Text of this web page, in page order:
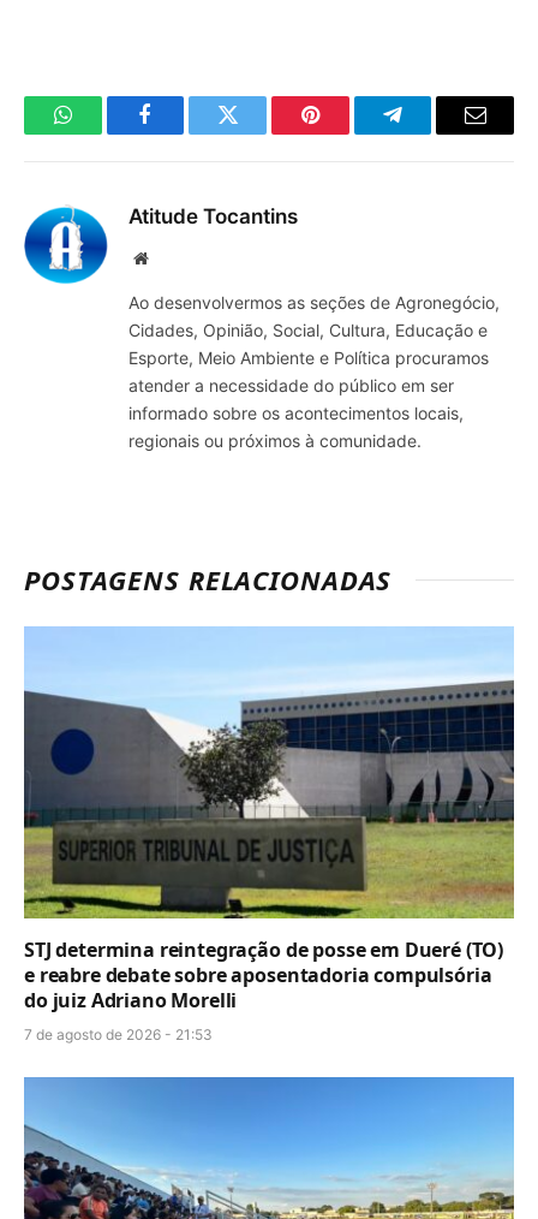
WhatsAppFacebookTwitter Pinterest TelegramaE-
Atitude Tocantins
Site
Ao desenvolvermos as seções de Agronegócio,
Cidades, Opinião, Social, Cultura, Educação e
Esporte, Meio Ambiente e Política procuramos
atender a necessidade do público em ser
informado sobre os acontecimentos locais,
regionais ou próximos à comunidade.
POSTAGENS RELACIONADAS
STJ determina reintegração de posse em Dueré (TO)
e reabre debate sobre aposentadoria compulsória
do juiz Adriano Morelli
7 de agosto de 2026 - 21:53